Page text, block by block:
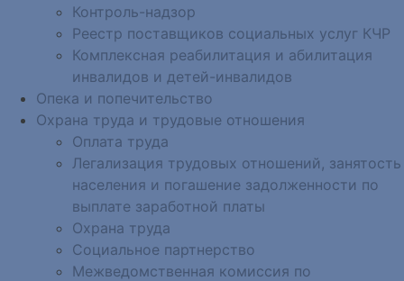
Контроль-надзор
Реестр поставщиков социальных услуг КЧР
Комплексная реабилитация и абилитация
инвалидов и детей-инвалидов
Опека и попечительство
Охрана труда и трудовые отношения
Оплата труда
Легализация трудовых отношений, занятость
населения и погашение задолженности по
выплате заработной платы
Охрана труда
Социальное партнерство
Межведомственная комиссия по